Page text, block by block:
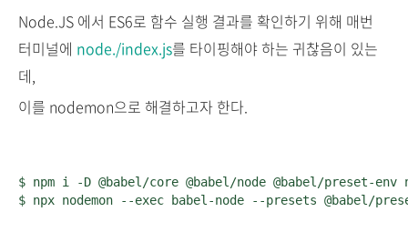
Node.JS 에서 ES6로 함수 실행 결과를 확인하기 위해 매번
터미널에 node./index.js를 타이핑해야 하는 귀찮음이 있는
데,
이를 nodemon으로 해결하고자 한다.
$ npm i -D @babel/core @babel/node @babel/preset-env
$ npx nodemon --exec babel-node --presets @babel/